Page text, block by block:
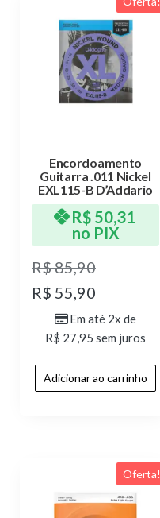
Encordoamento
Guitarra .011 Nickel
EXL115-B D’Addario
R$85,90
R$ 55,90
Em até 2x de
R$ 27,95 sem juros
R$ 50,31
no PIX
Adicionar ao carrinho
Oferta!